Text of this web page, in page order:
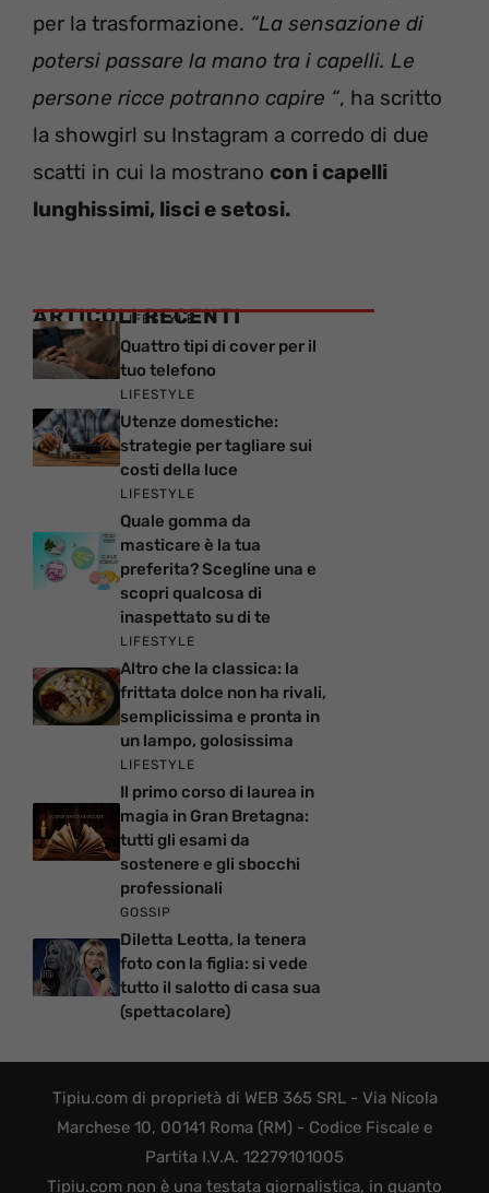
per la trasformazione. “La sensazione di
potersi passare la mano tra i capelli. Le
persone ricce potranno capire “, ha scritto
la showgirl su Instagram a corredo di due
scatti in cui la mostrano con i capelli
lunghissimi, lisci e setosi.
ARTICOLI RECENTI
LIFESTYLE
Quattro tipi di cover per il
tuo telefono
LIFESTYLE
Utenze domestiche:
strategie per tagliare sui
costi della luce
LIFESTYLE
Quale gomma da
masticare è la tua
preferita? Scegline una e
scopri qualcosa di
inaspettato su di te
LIFESTYLE
Altro che la classica: la
frittata dolce non ha rivali,
semplicissima e pronta in
un lampo, golosissima
LIFESTYLE
Il primo corso di laurea in
magia in Gran Bretagna:
tutti gli esami da
sostenere e gli sbocchi
professionali
GOSSIP
Diletta Leotta, la tenera
foto con la figlia: si vede
tutto il salotto di casa sua
(spettacolare)
Tipiu.com di proprietà di WEB 365 SRL - Via Nicola
Marchese 10, 00141 Roma (RM) - Codice Fiscale e
Partita I.V.A. 12279101005
Tipiu.com non è una testata giornalistica, in quanto